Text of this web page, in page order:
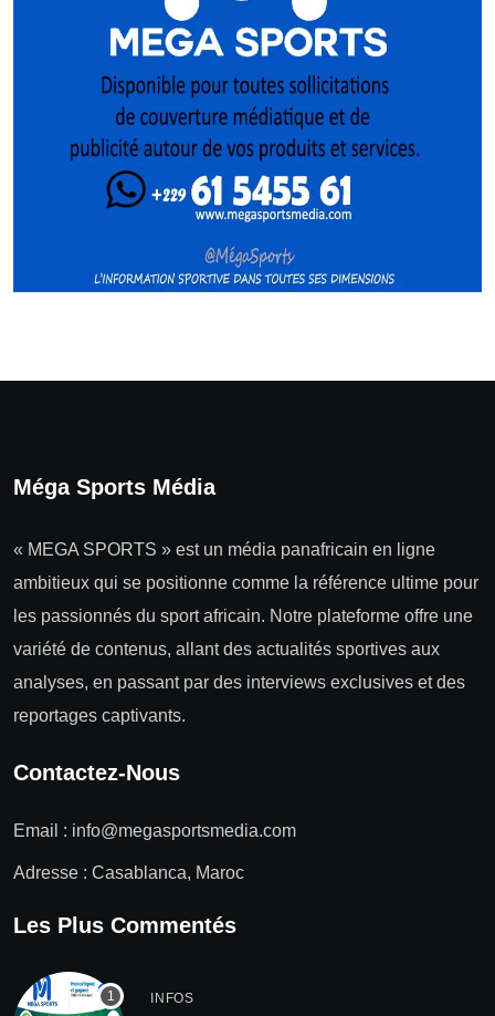
Méga Sports Média
« MEGA SPORTS » est un média panafricain en ligne
ambitieux qui se positionne comme la référence ultime pour
les passionnés du sport africain. Notre plateforme offre une
variété de contenus, allant des actualités sportives aux
analyses, en passant par des interviews exclusives et des
reportages captivants.
Contactez-Nous
Email : info@megasportsmedia.com
Adresse : Casablanca, Maroc
Les Plus Commentés
INFOS